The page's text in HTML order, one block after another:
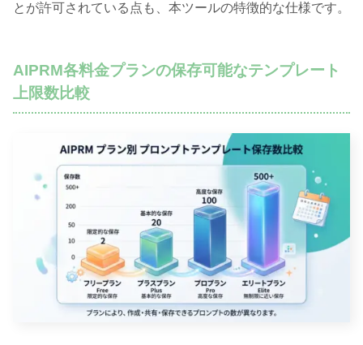
とが許可されている点も、本ツールの特徴的な仕様です。
AIPRM各料金プランの保存可能なテンプレート
上限数比較